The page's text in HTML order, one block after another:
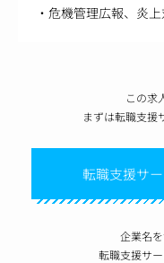
・危機管理広報、炎
この求
まずは転職支援
転職支援サ
企業名
転職支援サ